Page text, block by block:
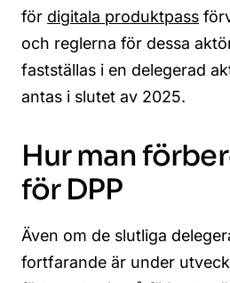
för digitala produktpass
och reglerna för dessa
fastställas i en delegerad
antas i slutet av 2025.
Hur man
för DPP
Även om de slutliga
fortfarande är under